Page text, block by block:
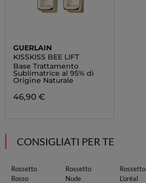
GUERLAIN
KISSKISS BEE LIFT
Base Trattamento
Sublimatrice al 95% di
Origine Naturale
46,90 €
CONSIGLIATI PER TE
Rossetto
Rosso
Rossetto
Nude
Rossetto
L'oréal